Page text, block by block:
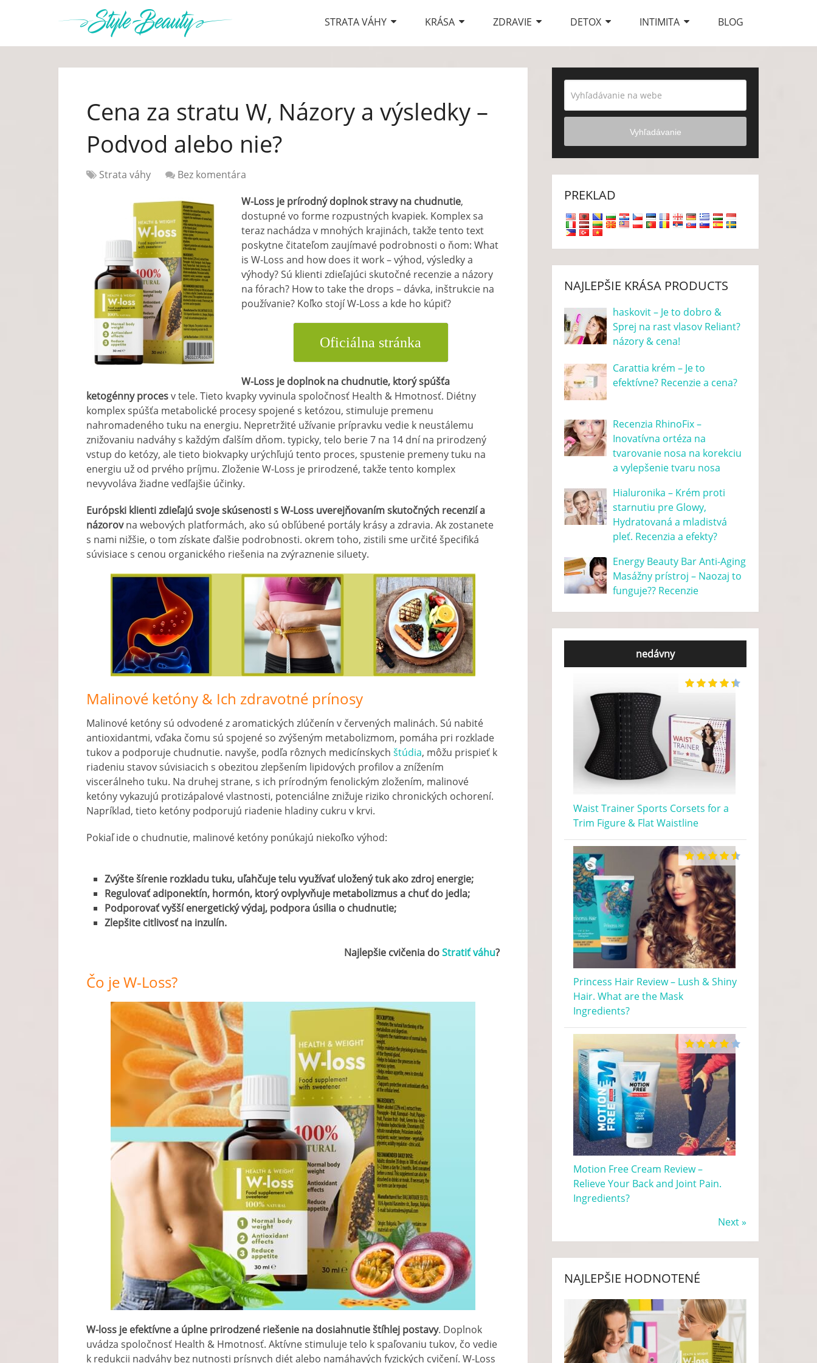
STRATA VÁHY KRÁSA ZDRAVIE DETOX INTIMITA BLOG
Cena za stratu W, Názory a výsledky –
Podvod alebo nie?
Strata váhy
Bez komentára
W-Loss je prírodný doplnok stravy na chudnutie,
dostupné vo forme rozpustných kvapiek. Komplex sa
teraz nachádza v mnohých krajinách, takže tento text
poskytne čitateľom zaujímavé podrobnosti o ňom:What
is W-Loss and how does it work– výhod, výsledky a
výhody? Sú klienti zdieľajúci skutočné recenzie a názory
na fórach? How to take the drops – dávka, inštrukcie na
používanie? Koľko stojí W-Loss a kde ho kúpiť?
Oficiálna stránka
W-Loss je doplnok na chudnutie, ktorý spúšťa
ketogénny procesv tele. Tieto kvapky vyvinula spoločnosť Health & Hmotnosť. Diétny
komplex spúšťa metabolické procesy spojené s ketózou, stimuluje premenu
nahromadeného tuku na energiu. Nepretržité užívanie prípravku vedie k neustálemu
znižovaniu nadváhy s každým ďalším dňom. typicky, telo berie 7 na 14 dní na prirodzený
vstup do ketózy, ale tieto biokvapky urýchľujú tento proces, spustenie premeny tuku na
energiu už od prvého príjmu. Zloženie W-Loss je prirodzené, takže tento komplex
nevyvoláva žiadne vedľajšie účinky.
Európski klienti zdieľajú svoje skúsenosti s W-Loss uverejňovaním skutočných recenzií a
názorovna webových platformách, ako sú obľúbené portály krásy a zdravia. Ak zostanete
s nami nižšie, o tom získate ďalšie podrobnosti. okrem toho, zistili sme určité špecifiká
súvisiace s cenou organického riešenia na zvýraznenie siluety.
Malinové ketóny & Ich zdravotné prínosy
Malinové ketóny sú odvodené z aromatických zlúčenín v červených malinách. Sú nabité
antioxidantmi, vďaka čomu sú spojené so zvýšeným metabolizmom, pomáha pri rozklade
tukov a podporuje chudnutie. navyše, podľa rôznych medicínskych štúdia, môžu prispieť k
riadeniu stavov súvisiacich s obezitou zlepšením lipidových profilov a znížením
viscerálneho tuku. Na druhej strane, s ich prírodným fenolickým zložením, malinové
ketóny vykazujú protizápalové vlastnosti, potenciálne znižuje riziko chronických ochorení.
Napríklad, tieto ketóny podporujú riadenie hladiny cukru v krvi.
Pokiaľ ide o chudnutie, malinové ketóny ponúkajú niekoľko výhod:
Zvýšte šírenie rozkladu tuku, uľahčuje telu využívať uložený tuk ako zdroj energie;
Regulovať adiponektín, hormón, ktorý ovplyvňuje metabolizmus a chuť do jedla;
Podporovať vyšší energetický výdaj, podpora úsilia o chudnutie;
Zlepšite citlivosť na inzulín.
Najlepšie cvičenia doStratiť váhu?
Čo je W-Loss?
W-loss je efektívne a úplne prirodzené riešenie na dosiahnutie štíhlej postavy. Doplnok
uvádza spoločnosť Health & Hmotnosť. Aktívne stimuluje telo k spaľovaniu tukov, čo vedie
k redukcii nadváhy bez nutnosti prísnych diét alebo namáhavých fyzických cvičení. W-Loss
Vyhľadávanie
PREKLAD
NAJLEPŠIE KRÁSA PRODUCTS
haskovit – Je to dobro &
Sprej na rast vlasov Reliant?
názory & cena!
Carattia krém – Je to
efektívne? Recenzie a cena?
Recenzia RhinoFix –
Inovatívna ortéza na
tvarovanie nosa na korekciu
a vylepšenie tvaru nosa
Hialuronika – Krém proti
starnutiu pre Glowy,
Hydratovaná a mladistvá
pleť. Recenzia a efekty?
Energy Beauty Bar Anti-Aging
Masážny prístroj – Naozaj to
funguje?? Recenzie
nedávny
Waist Trainer Sports Corsets for a
Trim Figure & Flat Waistline
Princess Hair Review – Lush & Shiny
Hair. What are the Mask
Ingredients?
Motion Free Cream Review –
Relieve Your Back and Joint Pain.
Ingredients?
Next »
NAJLEPŠIE HODNOTENÉ